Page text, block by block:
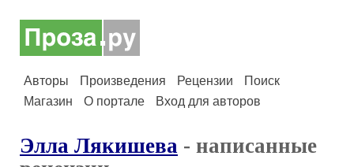
Авторы Произведения Рецензии
Поиск
Магазин
О портале Вход для авторов
Элла Лякишева - написанные